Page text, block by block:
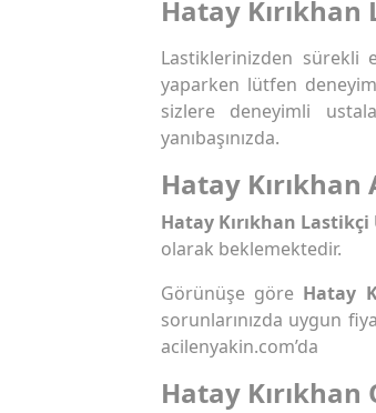
Hatay Kırıkhan
Lastiklerinizden sürekli
yaparken lütfen
sizlere deneyimli
yanıbaşınızda.
Hatay Kırıkhan
Hatay Kırıkhan Lastikçi
olarak beklemektedir.
Görünüşe göre Hatay
sorunlarınızda uygun
acilenyakin.com’da
Hatay